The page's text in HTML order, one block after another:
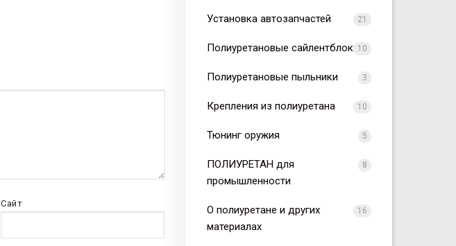
Сайт
Установка автозапчастей 21
Полиуретановые сайлентблоки10
Полиуретановые пыльники 3
Крепления из полиуретана 10
Тюнинг оружия 5
ПОЛИУРЕТАН для
промышленности
8
О полиуретане и других
материалах
16